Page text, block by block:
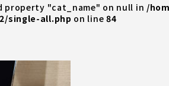
property "cat_name" on null in /
single-all.php on line 84